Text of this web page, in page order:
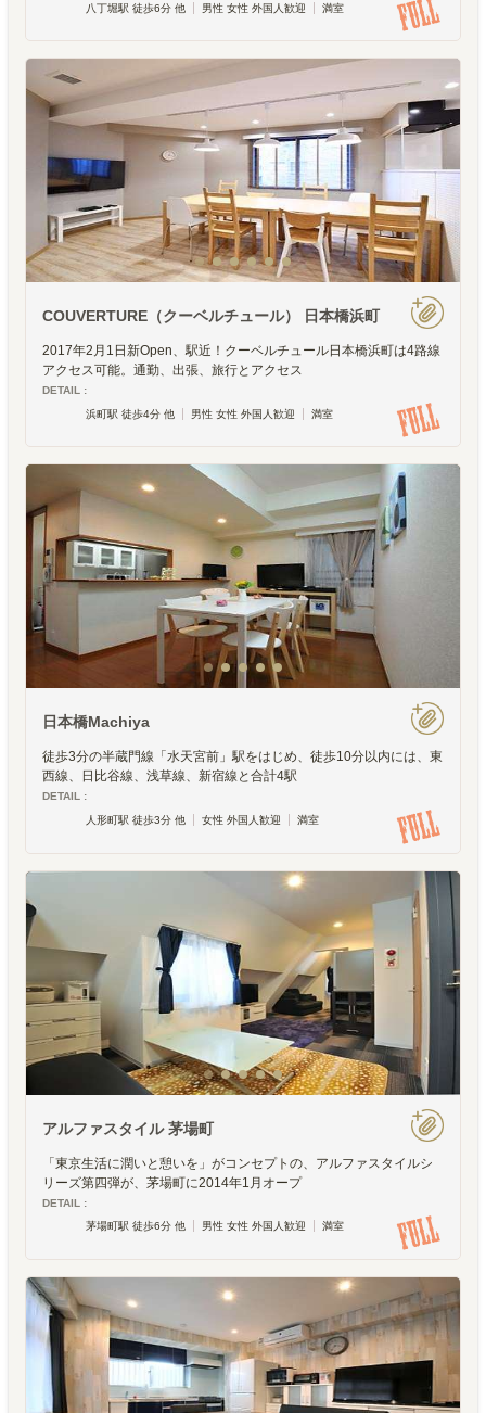
八丁堀駅 徒歩6分 他
男性 女性 外国人歓迎 満室
COUVERTURE（クーベルチュール） 日本橋浜町
2017年2月1日新Open、駅近！クーベルチュール日本橋浜町は4路線
アクセス可能。通勤、出張、旅行とアクセス
DETAIL :
浜町駅 徒歩4分 他
男性 女性 外国人歓迎 満室
日本橋Machiya
徒歩3分の半蔵門線「水天宮前」駅をはじめ、徒歩10分以内には、東
西線、日比谷線、浅草線、新宿線と合計4駅
DETAIL :
人形町駅 徒歩3分 他
女性 外国人歓迎 満室
アルファスタイル 茅場町
「東京生活に潤いと憩いを」がコンセプトの、アルファスタイルシ
リーズ第四弾が、茅場町に2014年1月オープ
DETAIL :
茅場町駅 徒歩6分 他
男性 女性 外国人歓迎 満室